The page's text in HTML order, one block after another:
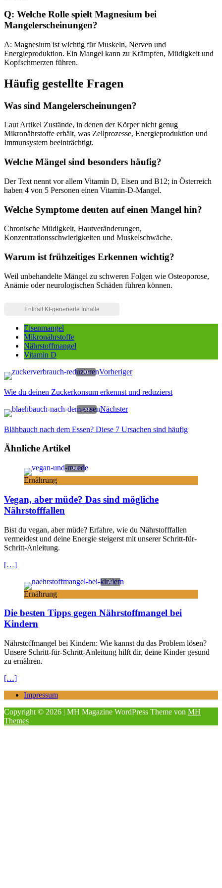
Q: Welche Rolle spielt Magnesium bei
Mangelerscheinungen?
A: Magnesium ist wichtig für Muskeln, Nerven und
Energieproduktion. Ein Mangel kann zu Krämpfen, Müdigkeit und
Kopfschmerzen führen.
Häufig gestellte Fragen
Was sind Mangelerscheinungen?
Laut Artikel Zustände, in denen der Körper nicht genug
Mikronährstoffe erhält, was Zellprozesse, Energieproduktion und
Immunsystem beeinträchtigt.
Welche Mängel sind besonders häufig?
Der Text nennt vor allem Vitamin D, Eisen und B12; in Österreich
haben 4 von 5 Personen einen Vitamin-D-Mangel.
Welche Symptome deuten auf einen Mangel hin?
Chronische Müdigkeit, Hautveränderungen,
Konzentrationsschwierigkeiten und Muskelschwäche.
Warum ist frühzeitiges Erkennen wichtig?
Weil unbehandelte Mängel zu schweren Folgen wie Osteoporose,
Anämie oder neurologischen Schäden führen können.
Eisenmangel
Mikronährstoffe
Nährstoffmangel
Vitamin D
Vorheriger
Wie du deinen Zuckerkonsum erkennst und reduzierst
Nächster
Blähbauch nach dem Essen? Diese 7 Ursachen sind häufig
Ähnliche Artikel
Ernährung
Vegan, aber müde? Das sind mögliche
Nährstofffallen
Bist du vegan, aber müde? Erfahre, wie du Nährstofffallen
vermeidest und deine Energie steigerst mit unserer Schritt-für-
Schritt-Anleitung.
[…]
Ernährung
Die besten Tipps gegen Nährstoffmangel bei
Kindern
Nährstoffmangel bei Kindern: Wie kannst du das Problem lösen?
Unsere Schritt-für-Schritt-Anleitung hilft dir, deine Kinder gesund
zu ernähren.
[…]
Impressum
Copyright © 2026 | MH Magazine WordPress Theme von MH
Themes